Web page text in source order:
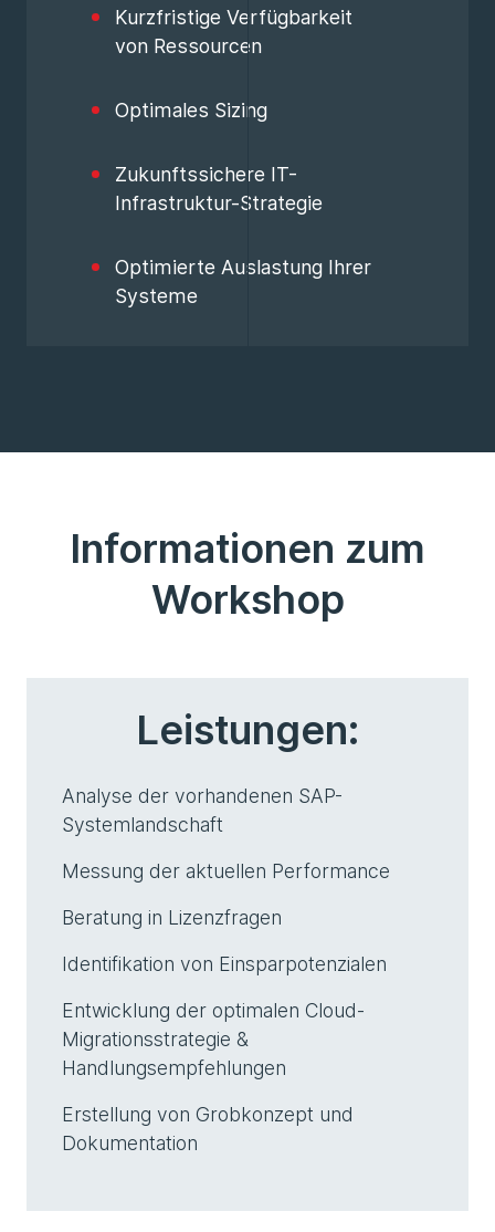
Kurzfristige Verfügbarkeit
von Ressourcen
Optimales Sizing
Zukunftssichere IT-
Infrastruktur-Strategie
Optimierte Auslastung Ihrer
Systeme
Informationen zum
Workshop
Leistungen:
Analyse der vorhandenen SAP-
Systemlandschaft
Messung der aktuellen Performance
Beratung in Lizenzfragen
Identifikation von Einsparpotenzialen
Entwicklung der optimalen Cloud-
Migrationsstrategie &
Handlungsempfehlungen
Erstellung von Grobkonzept und
Dokumentation